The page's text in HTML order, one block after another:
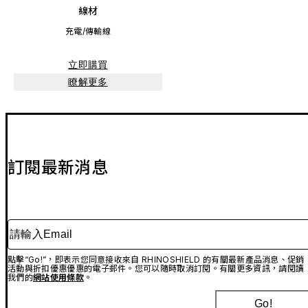
線材
充電/傳輸線
立即購買
瞭解更多
訂閱最新消息
請輸入Email
點擊“Go!”，即表示您同意接收來自 RHINOSHIELD 的有關最新產品消息、促銷
活動與折扣優惠優惠的電子郵件。您可以隨時取消訂閱。有關更多資訊，請閱讀
我們的網站使用條款。
Go!